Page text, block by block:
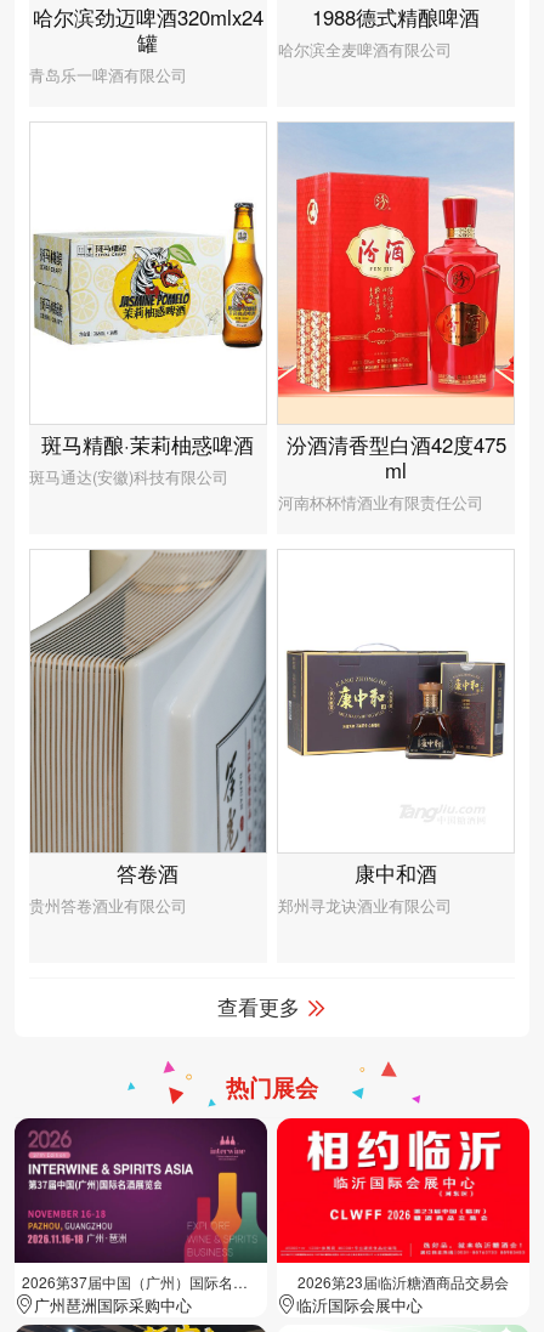
哈尔滨劲迈啤酒320mlx24
罐
青岛乐一啤酒有限公司
1988德式精酿啤酒
哈尔滨全麦啤酒有限公司
斑马精酿·茉莉柚惑啤酒
斑马通达(安徽)科技有限公司
汾酒清香型白酒42度475
ml
河南杯杯情酒业有限责任公司
答卷酒
贵州答卷酒业有限公司
康中和酒
郑州寻龙诀酒业有限公司
查看更多
热门展会
2026第37届中国（广州）国际名酒展览会
广州琶洲国际采购中心
2026第23届临沂糖酒商品交易会
临沂国际会展中心